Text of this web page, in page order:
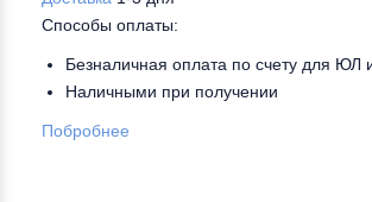
Способы оплаты:
Безналичная оплата по счету для ЮЛ
Наличными при получении
Побробнее